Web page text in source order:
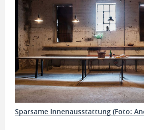
Sparsame Innenausstattung (Foto: